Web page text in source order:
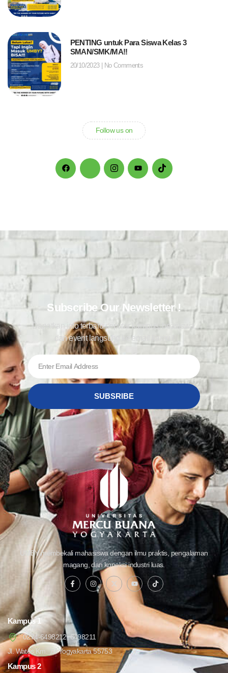
PENTING untuk Para Siswa Kelas 3
SMAN/SMK/MA!!
20/10/2023 No Comments
Follow us on
Subscribe Our Newsletter !
Dapatkan info terbaru seputar kampus, beasiswa,
dan event langsung ke email kamu !
SUBSRIBE
UMBY membekali mahasiswa dengan ilmu praktis, pengalaman
magang, dan koneksi industri luas.
Kampus 1
0274-6498212, 6498211
Jl. Wates Km. 10 Yogyakarta 55753
Kampus 2